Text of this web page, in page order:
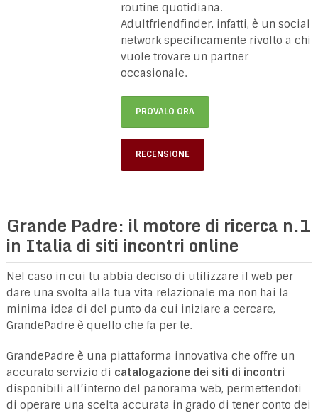
routine quotidiana.
Adultfriendfinder, infatti, è un social
network specificamente rivolto a chi
vuole trovare un partner
occasionale.
PROVALO ORA
RECENSIONE
Grande Padre: il motore di ricerca n.1
in Italia di siti incontri online
Nel caso in cui tu abbia deciso di utilizzare il web per
dare una svolta alla tua vita relazionale ma non hai la
minima idea di del punto da cui iniziare a cercare,
GrandePadre è quello che fa per te.
GrandePadre è una piattaforma innovativa che offre un
accurato servizio di catalogazione dei siti di incontri
disponibili all’interno del panorama web, permettendoti
di operare una scelta accurata in grado di tener conto dei